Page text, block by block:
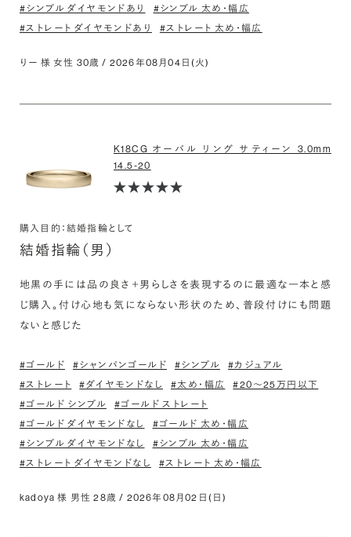
#シンプル ダイヤモンドあり
#シンプル 太め・幅広
#ストレート ダイヤモンドあり
#ストレート 太め・幅広
りー 様 女性 30歳 / 2026年08月04日(火)
K18CG オーバル リング サティーン 3.0mm
14.5-20
購入目的：結婚指輪として
結婚指輪（男）
地黒の手には品の良さ＋男らしさを表現するのに最適な一本と感
じ購入。付け心地も気にならない形状のため、普段付けにも問題
ないと感じた
#ゴールド #シャンパンゴールド #シンプル
#カジュアル
#ストレート
#ダイヤモンドなし #太め・幅広
#20〜25万円以下
#ゴールド シンプル
#ゴールド ストレート
#ゴールド ダイヤモンドなし
#ゴールド 太め・幅広
#シンプル ダイヤモンドなし
#シンプル 太め・幅広
#ストレート ダイヤモンドなし
#ストレート 太め・幅広
kadoya 様 男性 28歳 / 2026年08月02日(日)